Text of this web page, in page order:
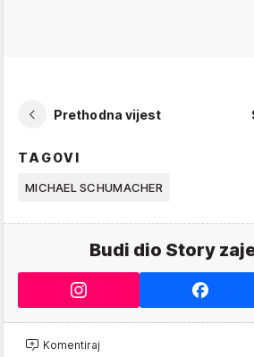
Prethodna vijest
TAGOVI
MICHAEL SCHUMACHER
Budi dio Story
Komentiraj